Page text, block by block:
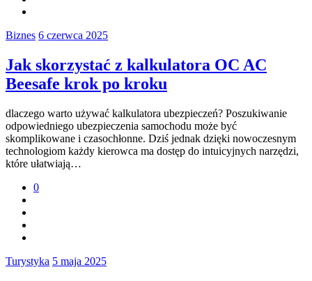
Biznes 6 czerwca 2025
Jak skorzystać z kalkulatora OC AC
Beesafe krok po kroku
dlaczego warto używać kalkulatora ubezpieczeń? Poszukiwanie
odpowiedniego ubezpieczenia samochodu może być
skomplikowane i czasochłonne. Dziś jednak dzięki nowoczesnym
technologiom każdy kierowca ma dostęp do intuicyjnych narzędzi,
które ułatwiają…
0
Turystyka 5 maja 2025